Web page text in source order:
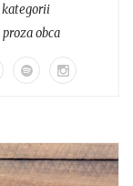
kategorii
proza obca